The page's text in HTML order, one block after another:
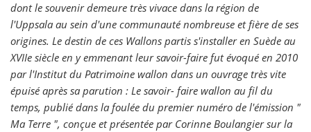
dont le souvenir demeure très vivace dans la région de
l'Uppsala au sein d'une communauté nombreuse et fière de ses
origines. Le destin de ces Wallons partis s'installer en Suède au
XVIIe siècle en y emmenant leur savoir-faire fut évoqué en 2010
par l'Institut du Patrimoine wallon dans un ouvrage très vite
épuisé après sa parution : Le savoir- faire wallon au fil du
temps, publié dans la foulée du premier numéro de l'émission "
Ma Terre ", conçue et présentée par Corinne Boulangier sur la